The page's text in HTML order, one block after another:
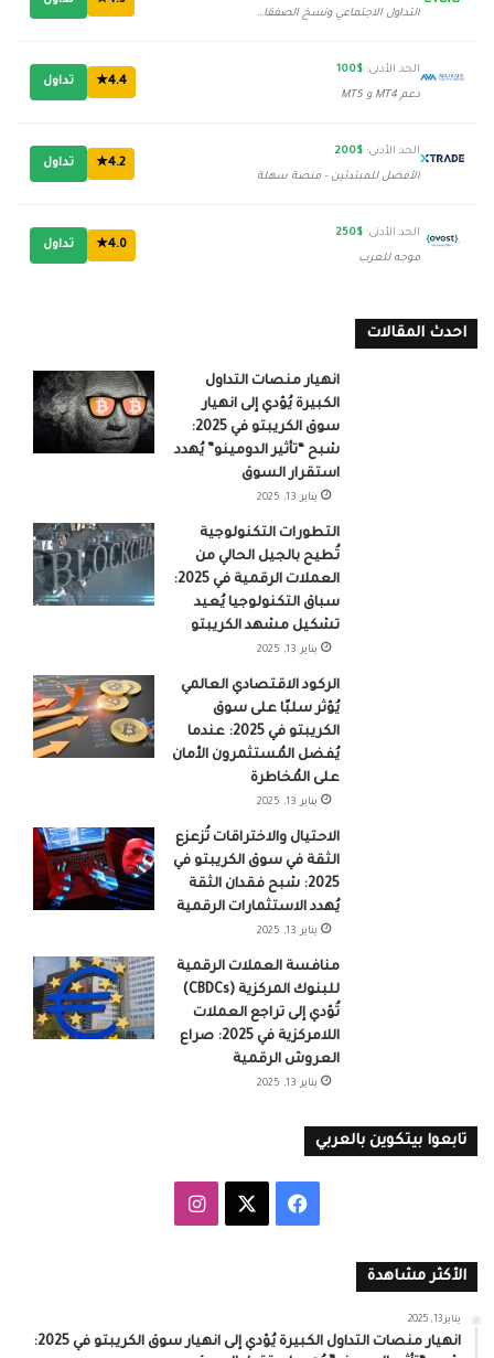
التداول الاجتماعي ونسخ الصفقات
الحد الأدنى: $100
دعم MT4 و MT5
4.4★ تداول
الحد الأدنى: $200
الأفضل للمبتدئين - منصة سهلة
4.2★ تداول
الحد الأدنى: $250
موجه للعرب
4.0★ تداول
احدث المقالات
انهيار منصات التداول
الكبيرة يُؤدي إلى انهيار
سوق الكريبتو في 2025:
شبح “تأثير الدومينو” يُهدد
استقرار السوق
يناير 13, 2025
التطورات التكنولوجية
تُطيح بالجيل الحالي من
العملات الرقمية في 2025:
سباق التكنولوجيا يُعيد
تشكيل مشهد الكريبتو
يناير 13, 2025
الركود الاقتصادي العالمي
يُؤثر سلبًا على سوق
الكريبتو في 2025: عندما
يُفضل المُستثمرون الأمان
على المُخاطرة
يناير 13, 2025
الاحتيال والاختراقات تُزعزع
الثقة في سوق الكريبتو في
2025: شبح فقدان الثقة
يُهدد الاستثمارات الرقمية
يناير 13, 2025
منافسة العملات الرقمية
للبنوك المركزية (CBDCs)
تُؤدي إلى تراجع العملات
اللامركزية في 2025: صراع
العروش الرقمية
يناير 13, 2025
تابعوا بيتكوين بالعربي
فيسبوك انستقرام
الأكثر مشاهدة
يناير 13, 2025
انهيار منصات التداول الكبيرة يُؤدي إلى انهيار سوق الكريبتو في 2025: